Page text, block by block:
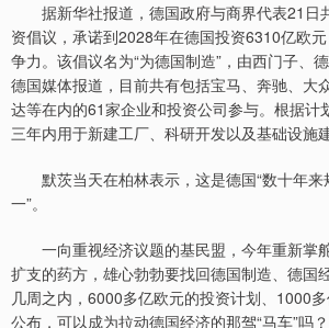
据新华社报道，德国政府与商界代表21日
资倡议，承诺到2028年在德国投资6310亿欧
争力。该倡议名为“为德国制造”，由西门子、
德国媒体报道，目前共有包括宝马、奔驰、大
达等在内的61家企业和投资公司参与。根据计
三年内用于新建工厂、科研开发以及基础设施建
默茨当天在柏林表示，这是德国“数十年来
一”。
一向重视经济议题的基民盟，今年重新掌舵
扩支的药方，雄心勃勃要找回德国制造、德国
几周之内，6000多亿欧元的投资计划、1000
公布，可以成为拉动德国经济的那驾“马车”吗？